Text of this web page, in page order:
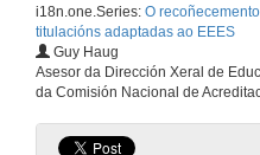
i18n.one.Series: O
titulacións adaptadas ao EEES
Guy Haug
Asesor da Dirección Xeral de
da Comisión Nacional de